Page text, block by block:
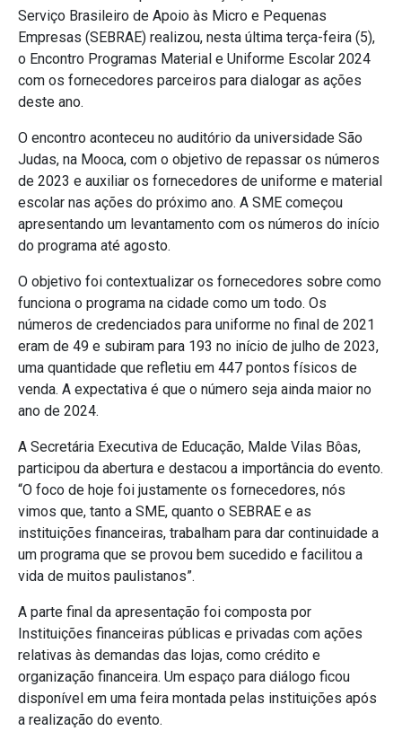
Serviço Brasileiro de Apoio às Micro e Pequenas
Empresas (SEBRAE) realizou, nesta última terça-feira (5),
o Encontro Programas Material e Uniforme Escolar 2024
com os fornecedores parceiros para dialogar as ações
deste ano.
O encontro aconteceu no auditório da universidade São
Judas, na Mooca, com o objetivo de repassar os números
de 2023 e auxiliar os fornecedores de uniforme e material
escolar nas ações do próximo ano. A SME começou
apresentando um levantamento com os números do início
do programa até agosto.
O objetivo foi contextualizar os fornecedores sobre como
funciona o programa na cidade como um todo. Os
números de credenciados para uniforme no final de 2021
eram de 49 e subiram para 193 no início de julho de 2023,
uma quantidade que refletiu em 447 pontos físicos de
venda. A expectativa é que o número seja ainda maior no
ano de 2024.
A Secretária Executiva de Educação, Malde Vilas Bôas,
participou da abertura e destacou a importância do evento.
“O foco de hoje foi justamente os fornecedores, nós
vimos que, tanto a SME, quanto o SEBRAE e as
instituições financeiras, trabalham para dar continuidade a
um programa que se provou bem sucedido e facilitou a
vida de muitos paulistanos”.
A parte final da apresentação foi composta por
Instituições financeiras públicas e privadas com ações
relativas às demandas das lojas, como crédito e
organização financeira. Um espaço para diálogo ficou
disponível em uma feira montada pelas instituições após
a realização do evento.